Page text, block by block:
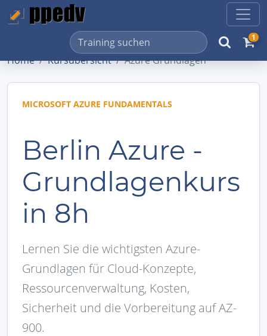
1
Home Kursübersicht Azure Grundlagen
MICROSOFT AZURE FUNDAMENTALS
Berlin Azure -
Grundlagenkurs
in 8h
Lernen Sie die wichtigsten Azure-
Grundlagen für Cloud-Konzepte,
Ressourcenverwaltung, Kosten,
Sicherheit und die Vorbereitung auf AZ-
900.